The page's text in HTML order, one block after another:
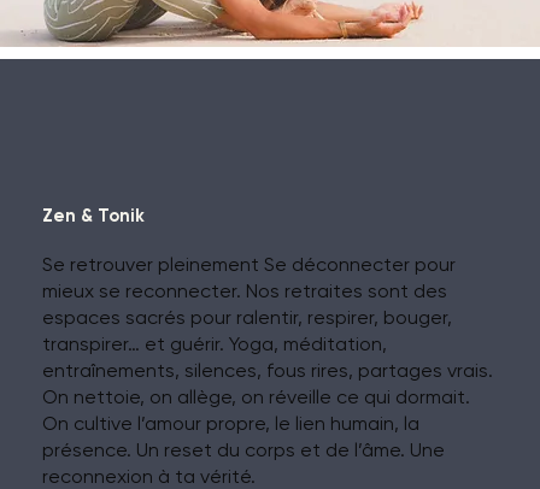
Zen & Tonik
Se retrouver pleinement Se déconnecter pour
mieux se reconnecter. Nos retraites sont des
espaces sacrés pour ralentir, respirer, bouger,
transpirer… et guérir. Yoga, méditation,
entraînements, silences, fous rires, partages vrais.
On nettoie, on allège, on réveille ce qui dormait.
On cultive l’amour propre, le lien humain, la
présence. Un reset du corps et de l’âme. Une
reconnexion à ta vérité.